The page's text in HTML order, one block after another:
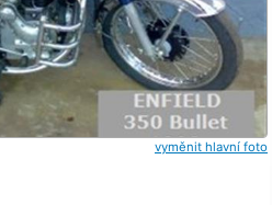
vyměnit hlavní foto